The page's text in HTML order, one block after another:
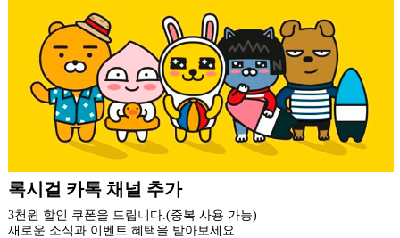
더 가까운 쇼핑, 록시걸 모바일 앱
빠른쇼핑! 간편결제! 모바일에 딱 맞춘 쇼핑 앱
지금 설치하고 추가 할인 받아 가세요.